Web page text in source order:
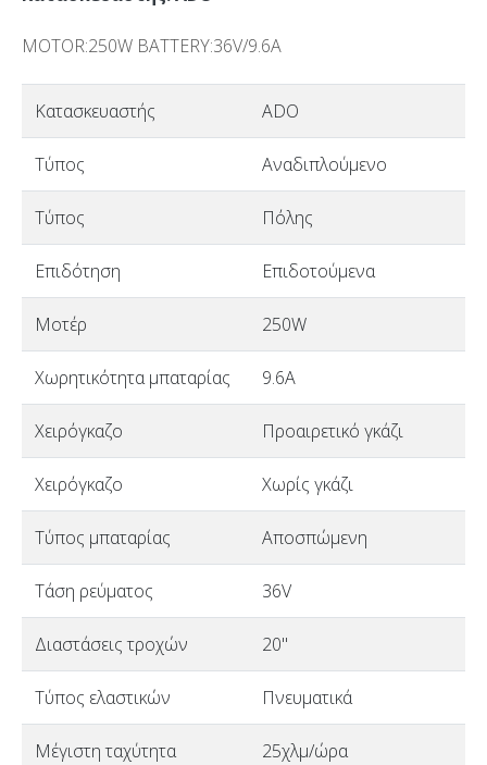
MOTOR:250W BATTERY:36V/9.6A
Κατασκευαστής ADO
Τύπος Αναδιπλούμενο
Τύπος Πόλης
Επιδότηση Επιδοτούμενα
Μοτέρ 250W
Χωρητικότητα μπαταρίας 9.6A
Χειρόγκαζο Προαιρετικό γκάζι
Χειρόγκαζο Χωρίς γκάζι
Τύπος μπαταρίας Αποσπώμενη
Τάση ρεύματος 36V
Διαστάσεις τροχών 20"
Τύπος ελαστικών Πνευματικά
Μέγιστη ταχύτητα 25χλμ/ώρα